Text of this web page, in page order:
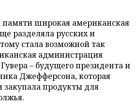
памяти широкая американская
разделяла русских и
стала возможной так
администрация
– будущего президента и
Джефферсона, которая
закупала продукты для